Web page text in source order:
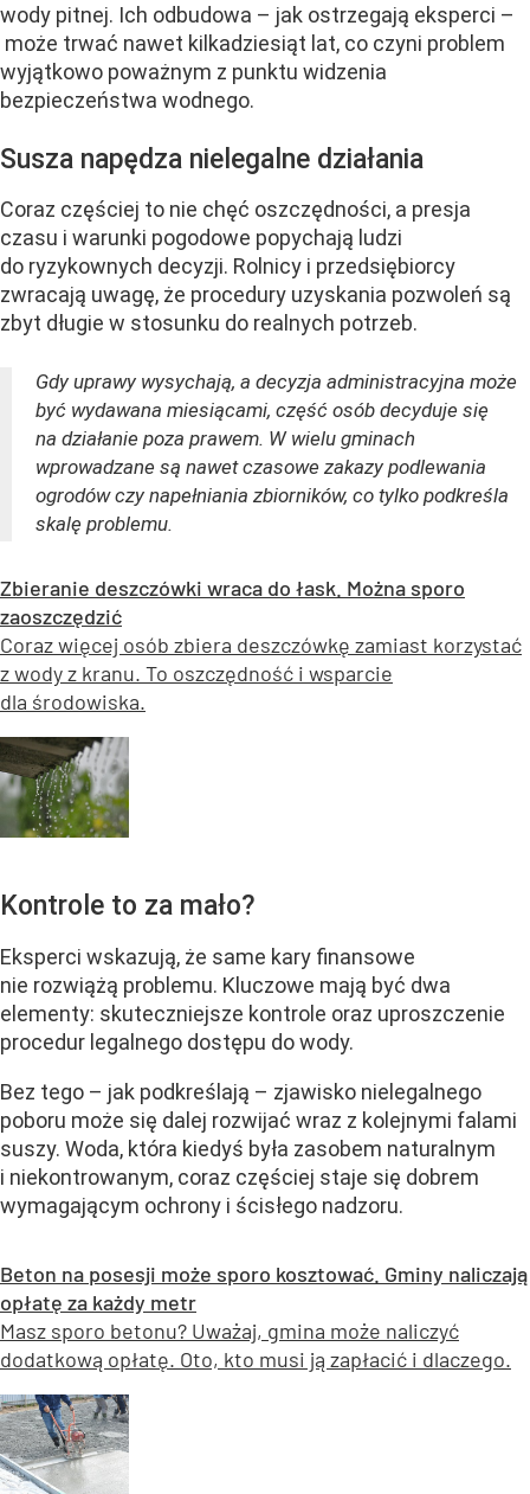
wody pitnej. Ich odbudowa – jak ostrzegają eksperci –
może trwać nawet kilkadziesiąt lat, co czyni problem
wyjątkowo poważnym z punktu widzenia
bezpieczeństwa wodnego.
Susza napędza nielegalne działania
Coraz częściej to nie chęć oszczędności, a presja
czasu i warunki pogodowe popychają ludzi
do ryzykownych decyzji. Rolnicy i przedsiębiorcy
zwracają uwagę, że procedury uzyskania pozwoleń są
zbyt długie w stosunku do realnych potrzeb.
Gdy uprawy wysychają, a decyzja administracyjna może
być wydawana miesiącami, część osób decyduje się
na działanie poza prawem. W wielu gminach
wprowadzane są nawet czasowe zakazy podlewania
ogrodów czy napełniania zbiorników, co tylko podkreśla
skalę problemu.
Zbieranie deszczówki wraca do łask. Można sporo
zaoszczędzić
Coraz więcej osób zbiera deszczówkę zamiast korzystać
z wody z kranu. To oszczędność i wsparcie
dla środowiska.
Kontrole to za mało?
Eksperci wskazują, że same kary finansowe
nie rozwiążą problemu. Kluczowe mają być dwa
elementy: skuteczniejsze kontrole oraz uproszczenie
procedur legalnego dostępu do wody.
Bez tego – jak podkreślają – zjawisko nielegalnego
poboru może się dalej rozwijać wraz z kolejnymi falami
suszy. Woda, która kiedyś była zasobem naturalnym
i niekontrowanym, coraz częściej staje się dobrem
wymagającym ochrony i ścisłego nadzoru.
Beton na posesji może sporo kosztować. Gminy naliczają
opłatę za każdy metr
Masz sporo betonu? Uważaj, gmina może naliczyć
dodatkową opłatę. Oto, kto musi ją zapłacić i dlaczego.